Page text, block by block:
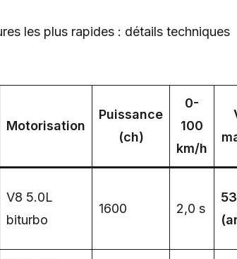
les plus rapides : détails techniques
Motorisation
Puissance
(ch)
0-
100
km/h
V8 5.0L
biturbo
1600 2,0 s